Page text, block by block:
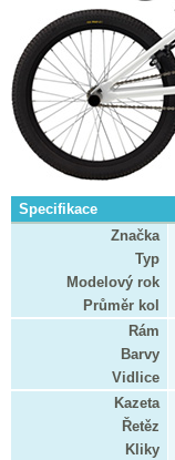
Specifikace
Značka
Typ
Modelový rok
Průměr kol
Rám
Barvy
Vidlice
Kazeta
Řetěz
Kliky